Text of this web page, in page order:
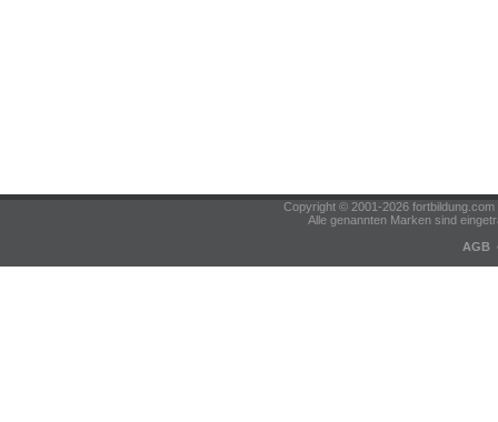
Copyright © 2001-2026
Alle genannten Marken sind
AGB